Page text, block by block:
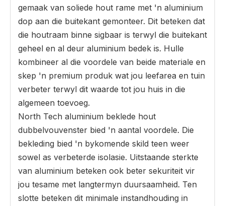
gemaak van soliede hout rame met 'n aluminium
dop aan die buitekant gemonteer. Dit beteken dat
die houtraam binne sigbaar is terwyl die buitekant
geheel en al deur aluminium bedek is. Hulle
kombineer al die voordele van beide materiale en
skep 'n premium produk wat jou leefarea en tuin
verbeter terwyl dit waarde tot jou huis in die
algemeen toevoeg.
North Tech aluminium beklede hout
dubbelvouvenster bied 'n aantal voordele. Die
bekleding bied 'n bykomende skild teen weer
sowel as verbeterde isolasie. Uitstaande sterkte
van aluminium beteken ook beter sekuriteit vir
jou tesame met langtermyn duursaamheid. Ten
slotte beteken dit minimale instandhouding in